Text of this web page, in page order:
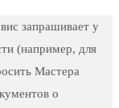
запрашивает у
(например, для
Мастера
о